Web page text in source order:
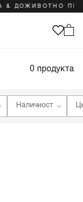
& ДОЖИВОТНО
0продукта
Наличност